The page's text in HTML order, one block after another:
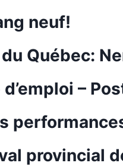
neuf!
Québec:
–
provincial